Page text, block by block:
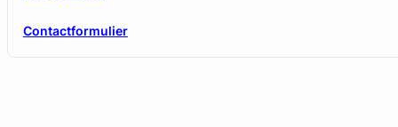
Contactformulier